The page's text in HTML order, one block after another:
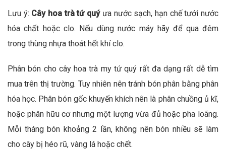
Lưu ý: Cây hoa trà tứ quý ưa nước sạch, hạn chế tưới nước
hóa chất hoặc clo. Nếu dùng nước máy hãy để qua đêm
trong thùng nhựa thoát hết khí clo.
Phân bón cho cây hoa trà my tứ quý rất đa dạng rất dễ tìm
mua trên thị trường. Tuy nhiên nên tránh bón phân bằng phân
hóa học. Phân bón gốc khuyến khích nên là phân chuồng ủ kĩ,
hoặc phân hữu cơ nhưng một lượng vừa đủ hoặc pha loãng.
Mỗi tháng bón khoảng 2 lần, không nên bón nhiều sẽ làm
cho cây bị héo rũ, vàng lá hoặc chết.